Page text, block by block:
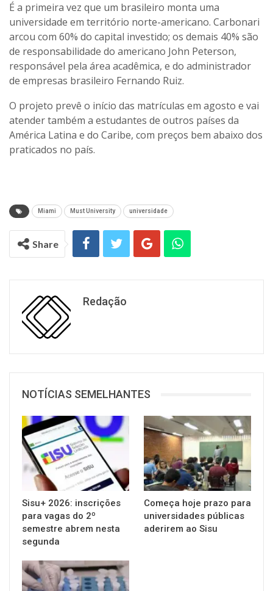
É a primeira vez que um brasileiro monta uma
universidade em território norte-americano. Carbonari
arcou com 60% do capital investido; os demais 40% são
de responsabilidade do americano John Peterson,
responsável pela área acadêmica, e do administrador
de empresas brasileiro Fernando Ruiz.
O projeto prevê o início das matrículas em agosto e vai
atender também a estudantes de outros países da
América Latina e do Caribe, com preços bem abaixo dos
praticados no país.
Miami Must University universidade
Share
Redação
NOTÍCIAS SEMELHANTES
Sisu+ 2026: inscrições
para vagas do 2º
semestre abrem nesta
segunda
Começa hoje prazo para
universidades públicas
aderirem ao Sisu